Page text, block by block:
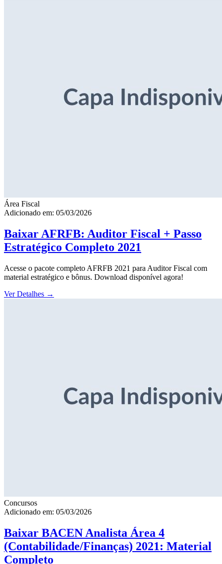
Área Fiscal
Adicionado em: 05/03/2026
Baixar AFRFB: Auditor Fiscal + Passo
Estratégico Completo 2021
Acesse o pacote completo AFRFB 2021 para Auditor Fiscal com
material estratégico e bônus. Download disponível agora!
Ver Detalhes →
Concursos
Adicionado em: 05/03/2026
Baixar BACEN Analista Área 4
(Contabilidade/Finanças) 2021: Material
Completo